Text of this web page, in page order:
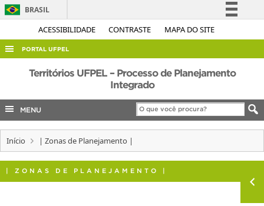
ACESSIBILIDADE CONTRASTE MAPA DO SITE
BRASIL
Simplifique!
Acesso à informação
Legislação
Canais
PORTAL UFPEL
ACESSO À INFORMAÇÃO
COBALTO
CONCURSOS
INTERNACIONAL
Territórios UFPEL – Processo de Planejamento
Integrado
MENU
Início | Zonas de Planejamento |
| ZONAS DE PLANEJAMENTO |